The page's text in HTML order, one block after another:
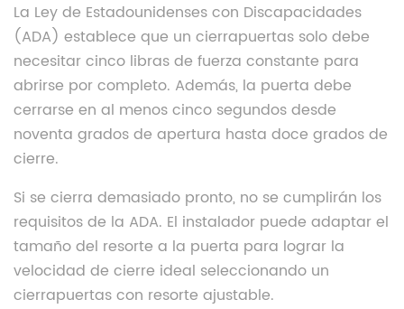
La Ley de Estadounidenses con Discapacidades
(ADA) establece que un cierrapuertas solo debe
necesitar cinco libras de fuerza constante para
abrirse por completo. Además, la puerta debe
cerrarse en al menos cinco segundos desde
noventa grados de apertura hasta doce grados de
cierre.
Si se cierra demasiado pronto, no se cumplirán los
requisitos de la ADA. El instalador puede adaptar el
tamaño del resorte a la puerta para lograr la
velocidad de cierre ideal seleccionando un
cierrapuertas con resorte ajustable.